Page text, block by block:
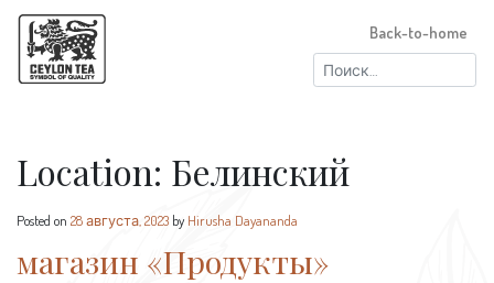
Найти:
Back-to-home
Location: Белинский
Posted on 28 августа, 2023 by Hirusha Dayananda
магазин «Продукты»